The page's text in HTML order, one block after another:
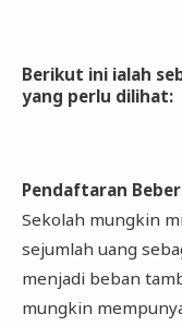
Berikut ini ialah
yang perlu dilihat:
Pendaftaran
Sekolah mungkin
sejumlah uang
menjadi beban
mungkin